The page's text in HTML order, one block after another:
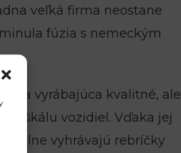
veľká firma neostane
fúzia s nemeckým
vyrábajúca kvalitné, ale
škálu vozidiel. Vďaka jej
vyhrávajú rebríčky